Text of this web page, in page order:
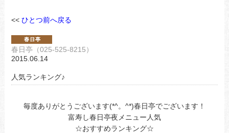
<< ひとつ前へ戻る
春日亭（025-525-8215）
2015.06.14
人気ランキング♪
毎度ありがとうございます(*^。^*)春日亭でございます！
富寿し春日亭夜メニュー人気
☆おすすめランキング☆